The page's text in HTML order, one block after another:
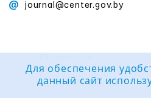
journal@center.gov.by
поддержка сайта:
Группа компаний
«ЦВР «ОКТЯБРЬСКИЙ»
Для обеспечения
данный сайт